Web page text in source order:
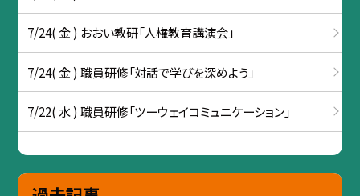
7/24( 金 ) おおい教研「人権教育講演会」
7/24( 金 ) 職員研修「対話で学びを深めよう」
7/22( 水 ) 職員研修「ツーウェイコミュニケーション」